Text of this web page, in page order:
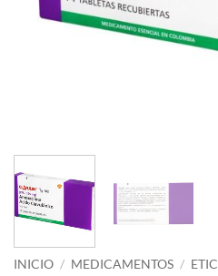
INICIO / MEDICAMENTOS /